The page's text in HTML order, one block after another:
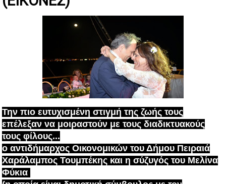
Την πιο ευτυχισμένη στιγμή της ζωής τους
επέλεξαν να μοιραστούν με τους διαδικτυακούς
τους φίλους...
ο αντιδήμαρχος Οικονομικών του Δήμου Πειραιά
Χαράλαμπος Τουμπέκης και ησύζυγός του Μελίνα
Φύκια